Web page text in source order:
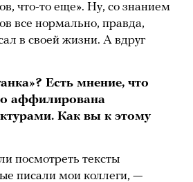
что-то еще». Ну, со знанием
все нормально, правда,
в своей жизни. А вдруг
Есть мнение, что
аффилирована
Как вы к этому
посмотреть тексты
писали мои коллеги, —